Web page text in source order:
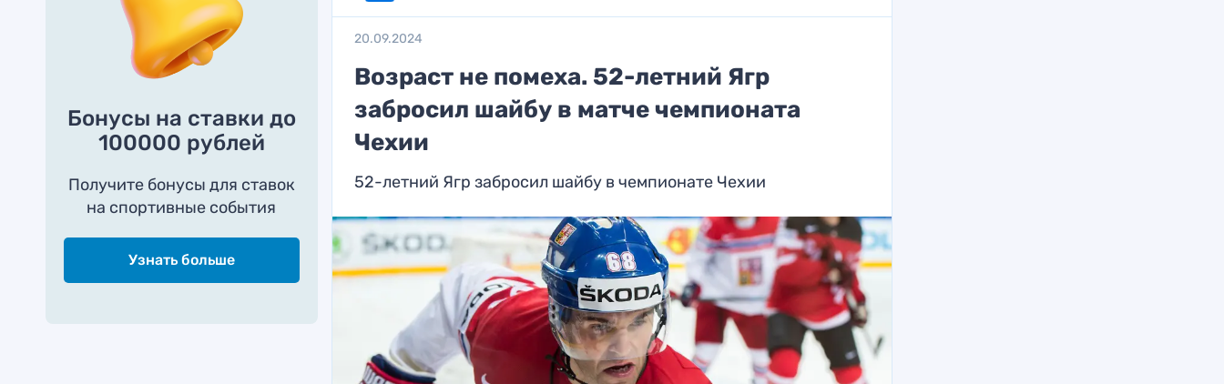
Бонусы на ставки до
100000 рублей
Получите бонусы для ставок
на спортивные события
Узнать больше
20.09.2024
Возраст не помеха. 52-летний Ягр
забросил шайбу в матче чемпионата
Чехии
52-летний Ягр забросил шайбу в чемпионате Чехии